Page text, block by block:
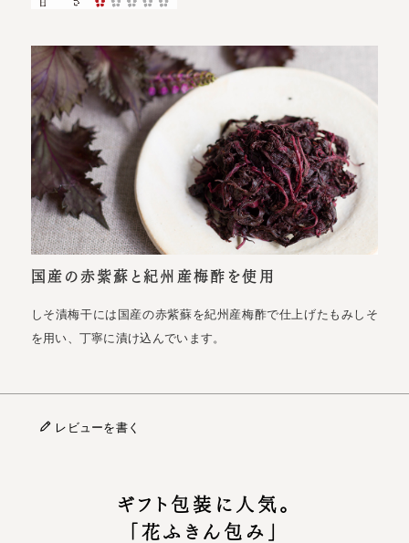
国産の赤紫蘇と紀州産梅酢を使用
しそ漬梅干には国産の赤紫蘇を紀州産梅酢で仕上げたもみしそ
を用い、丁寧に漬け込んでいます。
レビューを書く
ギフト包装に人気。
「花ふきん包み」